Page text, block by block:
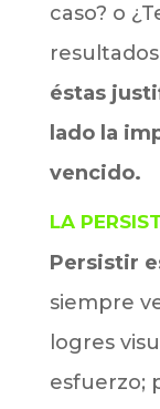
caso? o
éstas
lado la
vencido.
LA
Persistir
siempre
logres
esfuerzo;